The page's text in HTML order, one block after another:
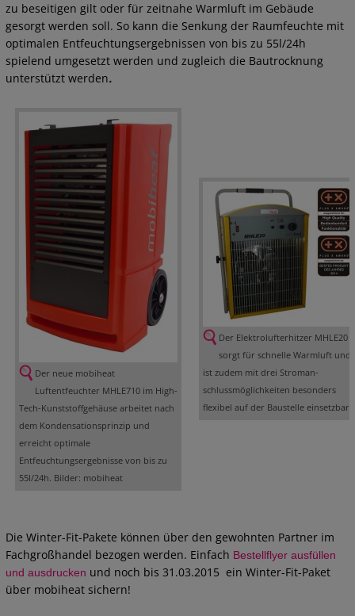
zu beseitigen gilt oder für zeitnahe Warmluft im Gebäude
gesorgt werden soll. So kann die Senkung der Raumfeuchte mit
optimalen Entfeuchtungsergebnissen von bis zu 55l/24h
spielend umgesetzt werden und zugleich die Bautrocknung
unterstützt werden.
Der neue mobiheat
Luftentfeuchter MHLE710 im High-
Tech-Kunststoffgehäuse arbeitet nach
dem Kondensationsprinzip und
erreicht optimale
Entfeuchtungsergebnisse von bis zu
55l/24h. Bilder: mobiheat
Der Elektrolufterhitzer MHLE20
sorgt für schnelle Warmluft und
ist zudem mit drei Stroman-
schlussmöglichkeiten besonders
flexibel auf der Baustelle einsetzbar.
Die Winter-Fit-Pakete können über den gewohnten Partner im
Fachgroßhandel bezogen werden. Einfach Bestellflyer ausfüllen
und ausdrucken und noch bis 31.03.2015 ein Winter-Fit-Paket
über mobiheat sichern!